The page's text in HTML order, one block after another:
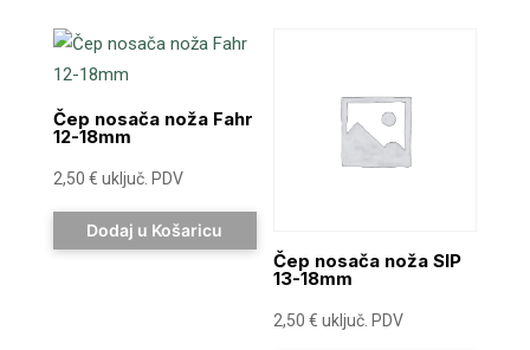
Čep nosača noža Fahr
12-18mm
2,50 € uključ. PDV
Dodaj u Košaricu
Čep nosača noža SIP
13-18mm
2,50€ uključ. PDV